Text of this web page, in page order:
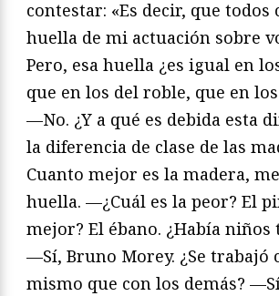
contestar: «Es decir, que todos
huella de mi actuación sobre
Pero, esa huella ¿es igual en
que en los del roble, que en
—No. ¿Y a qué es debida esta
la diferencia de clase de las
Cuanto mejor es la madera,
huella. —¿Cuál es la peor? El
mejor? El ébano. ¿Había niños
—Sí, Bruno Morey. ¿Se trabajó
mismo que con los demás?